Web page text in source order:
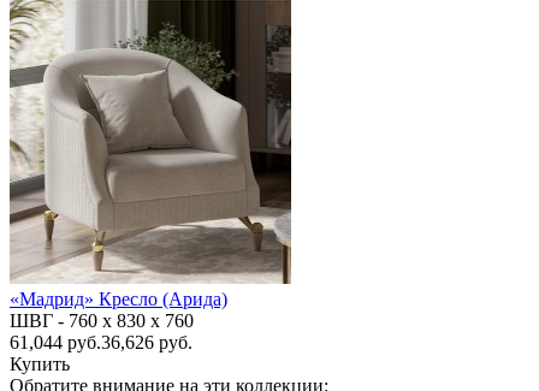
«Мадрид» Кресло (Арида)
ШВГ - 760 х 830 х 760
61,044 руб.36,626 руб.
Купить
Обратите внимание на эти коллекции: